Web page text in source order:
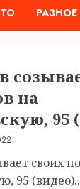
РАЗНОЕ
на
95
своих
95